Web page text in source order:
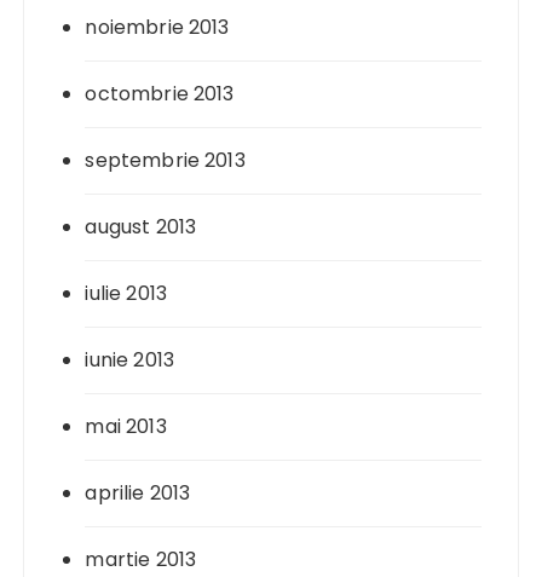
noiembrie 2013
octombrie 2013
septembrie 2013
august 2013
iulie 2013
iunie 2013
mai 2013
aprilie 2013
martie 2013